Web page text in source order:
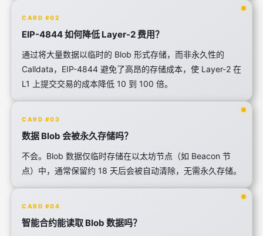
CARD #02
EIP-4844 如何降低 Layer-2 费用？
通过将大量数据以临时的 Blob 形式存储，而非永久性的
Calldata，EIP-4844 避免了高昂的存储成本，使 Layer-2 在
L1 上提交交易的成本降低 10 到 100 倍。
CARD #03
数据 Blob 会被永久存储吗？
不会。Blob 数据仅临时存储在以太坊节点（如 Beacon 节
点）中，通常保留约 18 天后会被自动清除，无需永久存储。
CARD #04
智能合约能读取 Blob 数据吗？